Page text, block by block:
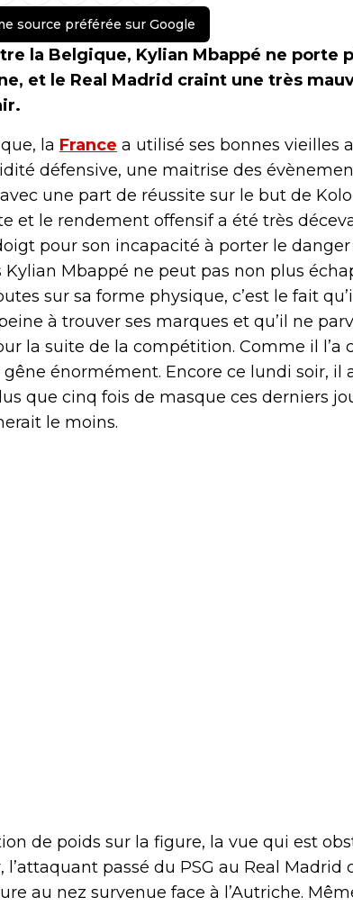
source préférée sur Google
la Belgique, Kylian Mbappé ne porte
et le Real Madrid craint une très
la France a utilisé ses bonnes vieilles
défensive, une maitrise des
une part de réussite sur le but de
et le rendement offensif a été très
pour son incapacité à porter le danger
Kylian Mbappé ne peut pas non plus
sur sa forme physique, c’est le fait
à trouver ses marques et qu’il ne
la suite de la compétition. Comme il l’a
énormément. Encore ce lundi soir, il
que cinq fois de masque ces derniers
le moins.
de poids sur la figure, la vue qui est
l’attaquant passé du PSG au Real
au nez survenue face à l’Autriche.